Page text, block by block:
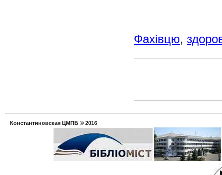
Фахівцю,
Константиновская ЦМПБ © 2016